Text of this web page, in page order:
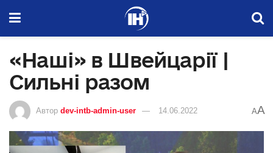
«Наші» в Швейцарії |
Сильні разом
Автор dev-intb-admin-user 14.06.2022 AA